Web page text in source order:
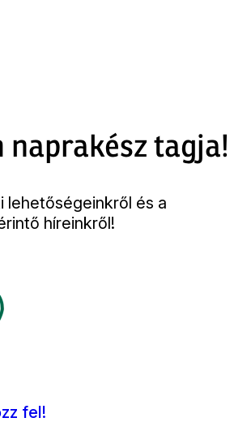
tagja!
lehetőségeinkről és a
híreinkről!
fel!